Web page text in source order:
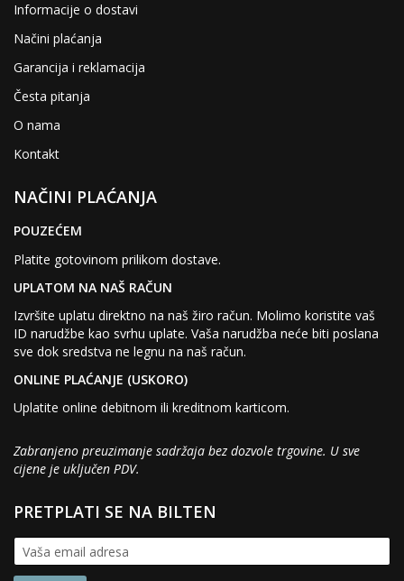
Informacije o dostavi
Načini plaćanja
Garancija i reklamacija
Česta pitanja
O nama
Kontakt
NAČINI PLAĆANJA
POUZEĆEM
Platite gotovinom prilikom dostave.
UPLATOM NA NAŠ RAČUN
Izvršite uplatu direktno na naš žiro račun. Molimo koristite vaš
ID narudžbe kao svrhu uplate. Vaša narudžba neće biti poslana
sve dok sredstva ne legnu na naš račun.
ONLINE PLAĆANJE (USKORO)
Uplatite online debitnom ili kreditnom karticom.
Zabranjeno preuzimanje sadržaja bez dozvole trgovine. U sve
cijene je uključen PDV.
PRETPLATI SE NA BILTEN